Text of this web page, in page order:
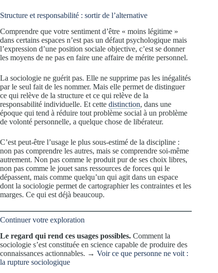
Structure et responsabilité : sortir de l’alternative
Comprendre que votre sentiment d’être « moins légitime »
dans certains espaces n’est pas un défaut psychologique mais
l’expression d’une position sociale objective, c’est se donner
les moyens de ne pas en faire une affaire de mérite personnel.
La sociologie ne guérit pas. Elle ne supprime pas les inégalités
par le seul fait de les nommer. Mais elle permet de distinguer
ce qui relève de la structure et ce qui relève de la
responsabilité individuelle. Et cette distinction, dans une
époque qui tend à réduire tout problème social à un problème
de volonté personnelle, a quelque chose de libérateur.
C’est peut-être l’usage le plus sous-estimé de la discipline :
non pas comprendre les autres, mais se comprendre soi-même
autrement. Non pas comme le produit pur de ses choix libres,
non pas comme le jouet sans ressources de forces qui le
dépassent, mais comme quelqu’un qui agit dans un espace
dont la sociologie permet de cartographier les contraintes et les
marges. Ce qui est déjà beaucoup.
Continuer votre exploration
Le regard qui rend ces usages possibles. Comment la
sociologie s’est constituée en science capable de produire des
connaissances actionnables. → Voir ce que personne ne voit :
la rupture sociologique